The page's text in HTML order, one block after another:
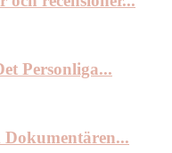
Personliga...